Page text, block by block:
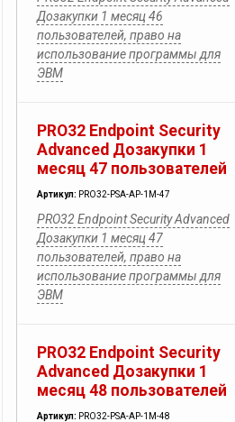
Дозакупки 1 месяц 46
пользователей, право на
использование программы для
ЭВМ
PRO32 Endpoint Security
Advanced Дозакупки 1
месяц 47 пользователей
Артикул: PRO32-PSA-AP-1M-47
PRO32 Endpoint Security Advanced
Дозакупки 1 месяц 47
пользователей, право на
использование программы для
ЭВМ
PRO32 Endpoint Security
Advanced Дозакупки 1
месяц 48 пользователей
Артикул: PRO32-PSA-AP-1M-48